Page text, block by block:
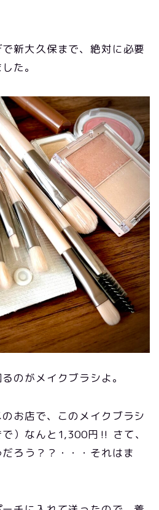
新大久保まで、絶対に必要
た。
るのがメイクブラシよ。
お店で、このメイクブラシ
）なんと1,300円‼️ さて、
ろう？？・・・それはま